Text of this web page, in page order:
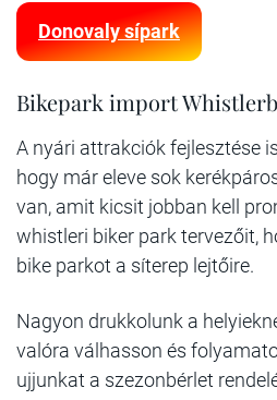
Donovaly sípark
Bikepark import
A nyári attrakciók fejlesztése
hogy már eleve sok
van, amit kicsit jobban kell
whistleri biker park tervezőit,
bike parkot a síterep lejtőire.
Nagyon drukkolunk a
valóra válhasson és
ujjunkat a szezonbérlet